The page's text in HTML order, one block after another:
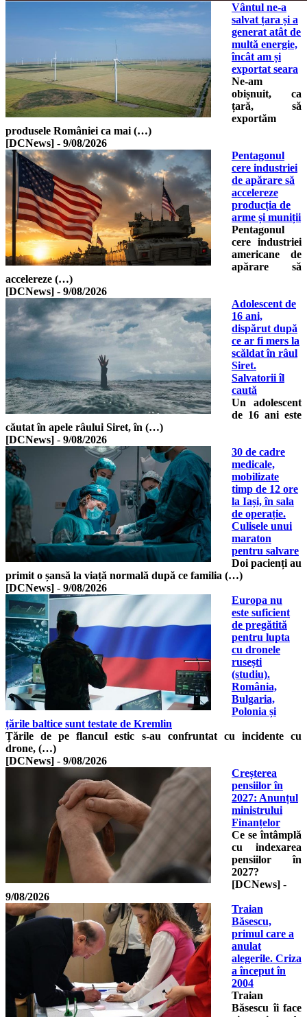
Vântul ne-a
salvat țara și a
generat atât de
multă energie,
încât am și
exportat seara
Ne-am
obișnuit, ca
țară, să
exportăm
produsele României ca mai (…)
[DCNews] - 9/08/2026
Pentagonul
cere industriei
de apărare să
accelereze
producția de
arme și muniții
Pentagonul
cere industriei
americane de
apărare să
accelereze (…)
[DCNews] - 9/08/2026
Adolescent de
16 ani,
dispărut după
ce ar fi mers la
scăldat în râul
Siret.
Salvatorii îl
caută
Un adolescent
de 16 ani este
căutat în apele râului Siret, în (…)
[DCNews] - 9/08/2026
30 de cadre
medicale,
mobilizate
timp de 12 ore
la Iași, în sala
de operație.
Culisele unui
maraton
pentru salvare
Doi pacienți au
primit o șansă la viață normală după ce familia (…)
[DCNews] - 9/08/2026
Europa nu
este suficient
de pregătită
pentru lupta
cu dronele
rusești
(studiu).
România,
Bulgaria,
Polonia și
țările baltice sunt testate de Kremlin
Țările de pe flancul estic s-au confruntat cu incidente cu
drone, (…)
[DCNews] - 9/08/2026
Creșterea
pensiilor în
2027: Anunțul
ministrului
Finanțelor
Ce se întâmplă
cu indexarea
pensiilor în
2027?
[DCNews] -
9/08/2026
Traian
Băsescu,
primul care a
anulat
alegerile. Criza
a început în
2004
Traian
Băsescu îi face